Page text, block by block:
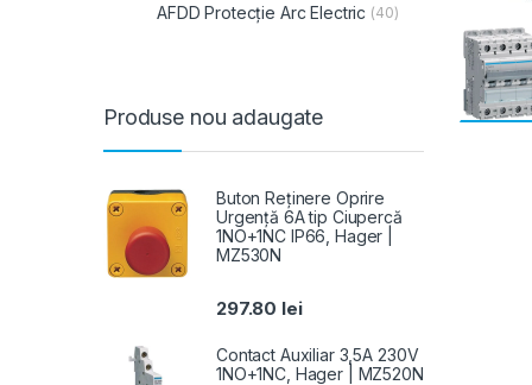
AFDD Protecție Arc Electric (40)
Produse nou adaugate
Buton Reținere Oprire
Urgență 6A tip Ciupercă
1NO+1NC IP66, Hager |
MZ530N
297.80 lei
Contact Auxiliar 3,5A 230V
1NO+1NC, Hager | MZ520N